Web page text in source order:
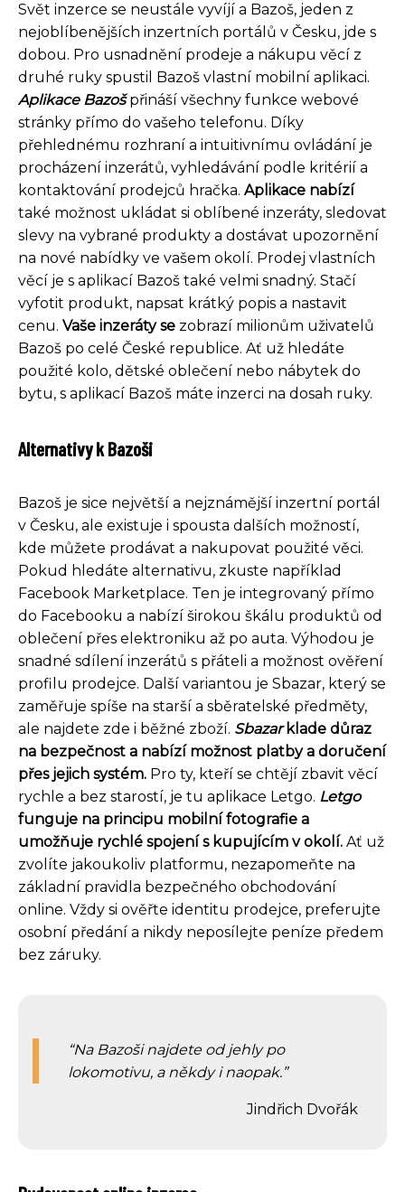
Svět inzerce se neustále vyvíjí a Bazoš, jeden z
nejoblíbenějších inzertních portálů v Česku, jde s
dobou. Pro usnadnění prodeje a nákupu věcí z
druhé ruky spustil Bazoš vlastní mobilní aplikaci.
Aplikace Bazošpřináší všechny funkce webové
stránky přímo do vašeho telefonu. Díky
přehlednému rozhraní a intuitivnímu ovládání je
procházení inzerátů, vyhledávání podle kritérií a
kontaktování prodejců hračka. Aplikace nabízí
také možnost ukládat si oblíbené inzeráty, sledovat
slevy na vybrané produkty a dostávat upozornění
na nové nabídky ve vašem okolí. Prodej vlastních
věcí je s aplikací Bazoš také velmi snadný. Stačí
vyfotit produkt, napsat krátký popis a nastavit
cenu. Vaše inzeráty se zobrazí milionům uživatelů
Bazoš po celé České republice. Ať už hledáte
použité kolo, dětské oblečení nebo nábytek do
bytu, s aplikací Bazoš máte inzerci na dosah ruky.
Alternativy k Bazoši
Bazoš je sice největší a nejznámější inzertní portál
v Česku, ale existuje i spousta dalších možností,
kde můžete prodávat a nakupovat použité věci.
Pokud hledáte alternativu, zkuste například
Facebook Marketplace. Ten je integrovaný přímo
do Facebooku a nabízí širokou škálu produktů od
oblečení přes elektroniku až po auta. Výhodou je
snadné sdílení inzerátů s přáteli a možnost ověření
profilu prodejce. Další variantou je Sbazar, který se
zaměřuje spíše na starší a sběratelské předměty,
ale najdete zde i běžné zboží. Sbazar klade důraz
na bezpečnost a nabízí možnost platby a doručení
přes jejich systém. Pro ty, kteří se chtějí zbavit věcí
rychle a bez starostí, je tu aplikace Letgo. Letgo
funguje na principu mobilní fotografie a
umožňuje rychlé spojení s kupujícím v okolí. Ať už
zvolíte jakoukoliv platformu, nezapomeňte na
základní pravidla bezpečného obchodování
online. Vždy si ověřte identitu prodejce, preferujte
osobní předání a nikdy neposílejte peníze předem
bez záruky.
Na Bazoši najdete od jehly po
lokomotivu, a někdy i naopak.
Jindřich Dvořák